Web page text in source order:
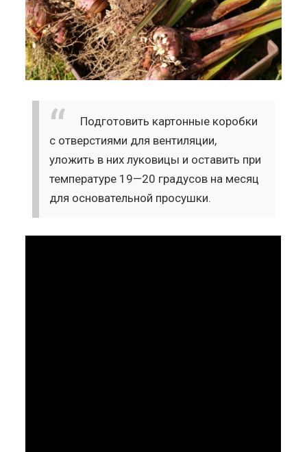
Подготовить картонные коробки
с отверстиями для вентиляции,
уложить в них луковицы и оставить при
температуре 19—20 градусов на месяц
для основательной просушки.